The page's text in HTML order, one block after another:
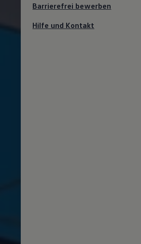
Barrierefrei bewerben
Hilfe und Kontakt